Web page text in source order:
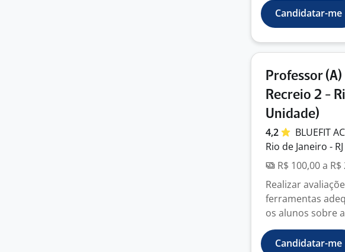
Candidatar-me
Professor
Recreio 2 -
Unidade)
4,2 BLUEFIT
Rio de Janeiro - RJ
R$ 100,00 a
Realizar
ferramentas
os alunos sobre
Candidatar-me